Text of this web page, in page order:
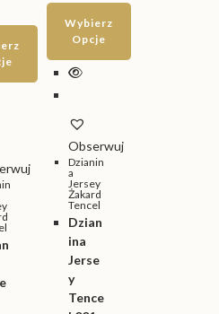
Wybierz
Opcje
Ten
produkt
wiele
wariantów.
Opcje
można
wybrać
produktu
Obserwuj
Dzianin
a
Jersey
Żakard
Tencel
Dzian
ina
Jerse
y
Tence